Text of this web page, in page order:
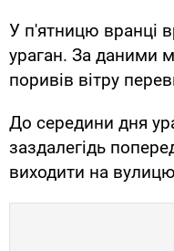
У п'ятницю вранці
ураган. За даними
поривів вітру
До середини дня
заздалегідь
виходити на вулицю